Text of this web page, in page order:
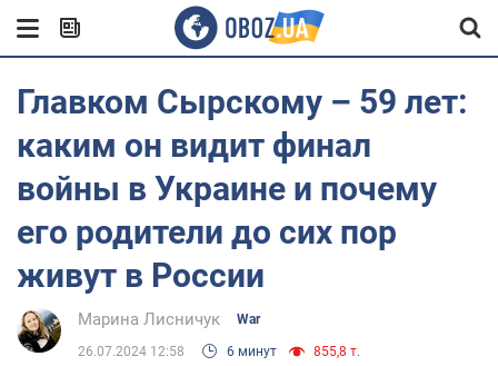
Главком Сырскому – 59 лет:
каким он видит финал
войны в Украине и почему
его родители до сих пор
живут в России
Марина Лисничук War
26.07.2024 12:58 6 минут 855,8 т.